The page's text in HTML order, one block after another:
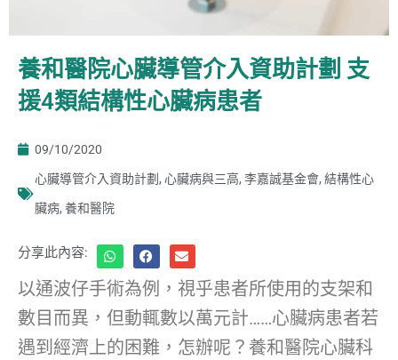
養和醫院心臟導管介入資助計劃 支
援4類結構性心臟病患者
09/10/2020
心臟導管介入資助計劃 , 心臟病與三高, 李嘉誠基金會, 結構性心
臟病, 養和醫院
分享此內容:
以通波仔手術為例，視乎患者所使用的支架和
數目而異，但動輒數以萬元計……心臟病患者若
遇到經濟上的困難，怎辦呢？養和醫院心臟科